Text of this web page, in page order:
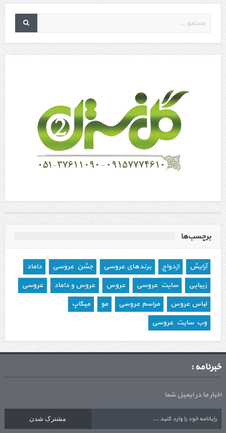
برچسب‌ها
آرایش ازدواج برندهای عروسی جشن عروسی
داماد
زیبایی
سایت عروسی عروس عروس و داماد
عروسی
لباس عروس
مراسم عروسی مو
میکاپ
وب سایت عروسی
خبرنامه :
اخبار ما در ایمیل شما
مشترک شدن